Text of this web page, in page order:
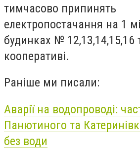
тимчасово припинять
електропостачання на 1
будинках № 12,13,14,15,16
кооперативі.
Раніше ми писали:
Аварії на водопроводі:
Панютиного та
без води